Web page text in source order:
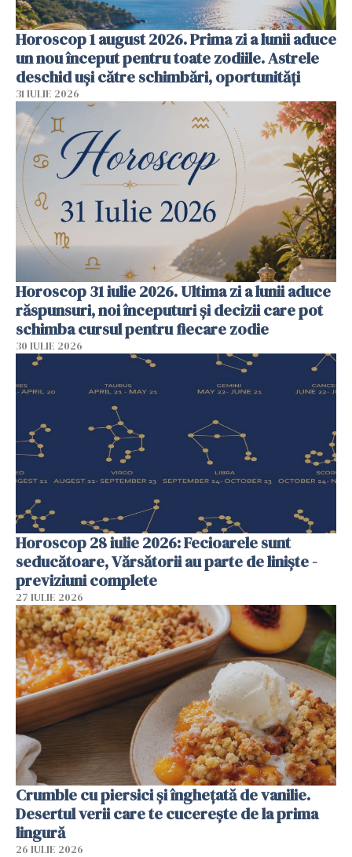
Horoscop 1 august 2026. Prima zi a lunii aduce
un nou început pentru toate zodiile. Astrele
deschid uși către schimbări, oportunități
31 IULIE 2026
Horoscop 31 iulie 2026. Ultima zi a lunii aduce
răspunsuri, noi începuturi și decizii care pot
schimba cursul pentru fiecare zodie
30 IULIE 2026
Horoscop 28 iulie 2026: Fecioarele sunt
seducătoare, Vărsătorii au parte de liniște -
previziuni complete
27 IULIE 2026
Crumble cu piersici și înghețată de vanilie.
Desertul verii care te cucerește de la prima
lingură
26 IULIE 2026